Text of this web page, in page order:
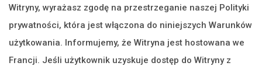
Witryny, wyrażasz zgodę na przestrzeganie naszej Polityki
prywatności, która jest włączona do niniejszych Warunków
użytkowania. Informujemy, że Witryna jest hostowana we
Francji. Jeśli użytkownik uzyskuje dostęp do Witryny z